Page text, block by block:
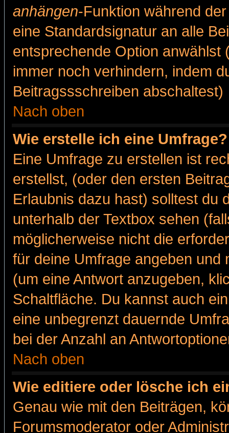
anhängen-Funktion während
eine Standardsignatur an alle
entsprechende Option anwählst
immer noch verhindern, indem
Beitragssschreiben abschaltest)
Nach oben
Wie erstelle ich eine Umfrage?
Eine Umfrage zu erstellen ist
erstellst, (oder den ersten
Erlaubnis dazu hast) solltest du
unterhalb der Textbox sehen
möglicherweise nicht die
für deine Umfrage angeben und
(um eine Antwort anzugeben,
Schaltfläche. Du kannst auch
eine unbegrenzt dauernde
bei der Anzahl an
Nach oben
Wie editiere oder lösche ich
Genau wie mit den Beiträgen,
Forumsmoderator oder